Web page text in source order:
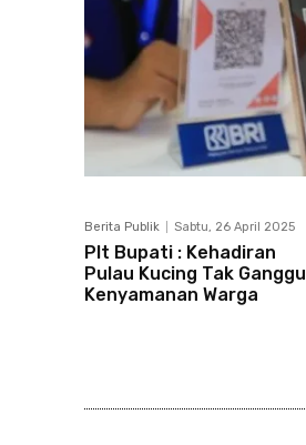
Berita Publik Sabtu, 26 April 2025
Plt Bupati : Kehadiran
Pulau Kucing Tak Ganggu
Kenyamanan Warga